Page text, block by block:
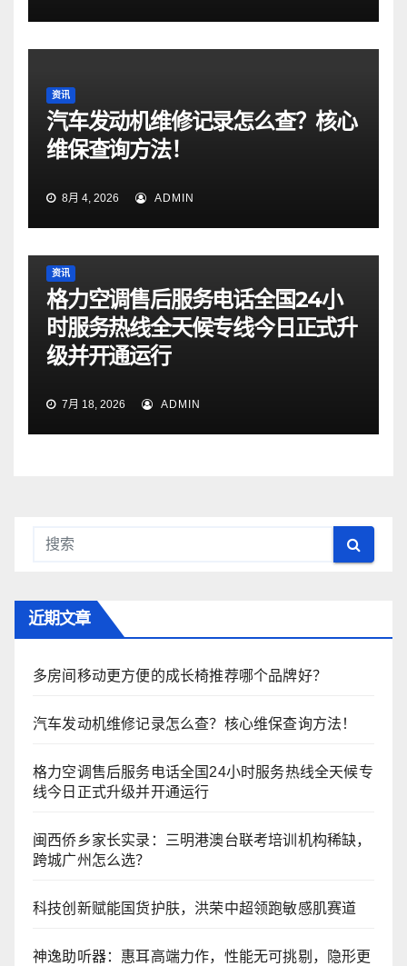
资讯
汽车发动机维修记录怎么查？核心
维保查询方法！
8月 4, 2026 ADMIN
资讯
格力空调售后服务电话全国24小
时服务热线全天候专线今日正式升
级并开通运行
7月 18, 2026 ADMIN
近期文章
多房间移动更方便的成长椅推荐哪个品牌好？
汽车发动机维修记录怎么查？核心维保查询方法！
格力空调售后服务电话全国24小时服务热线全天候专
线今日正式升级并开通运行
闽西侨乡家长实录：三明港澳台联考培训机构稀缺，
跨城广州怎么选？
科技创新赋能国货护肤，洪荣中超领跑敏感肌赛道
神逸助听器：惠耳高端力作，性能无可挑剔，隐形更